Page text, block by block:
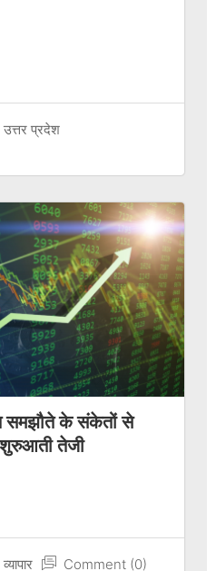
उत्तर प्रदेश
समझौते के संकेतों से
शुरुआती तेजी
व्यापार Comment (0)